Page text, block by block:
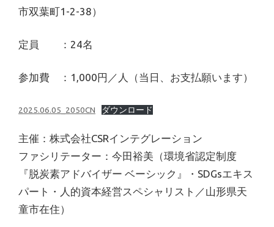
市双葉町1-2-38）
定員 ：24名
参加費 ：1,000円／人（当日、お支払願います）
2025.06.05_2050CN ダウンロード
主催：株式会社CSRインテグレーション
ファシリテーター：今田裕美（環境省認定制度
『脱炭素アドバイザー ベーシック』・SDGsエキス
パート・人的資本経営スペシャリスト／山形県天
童市在住）